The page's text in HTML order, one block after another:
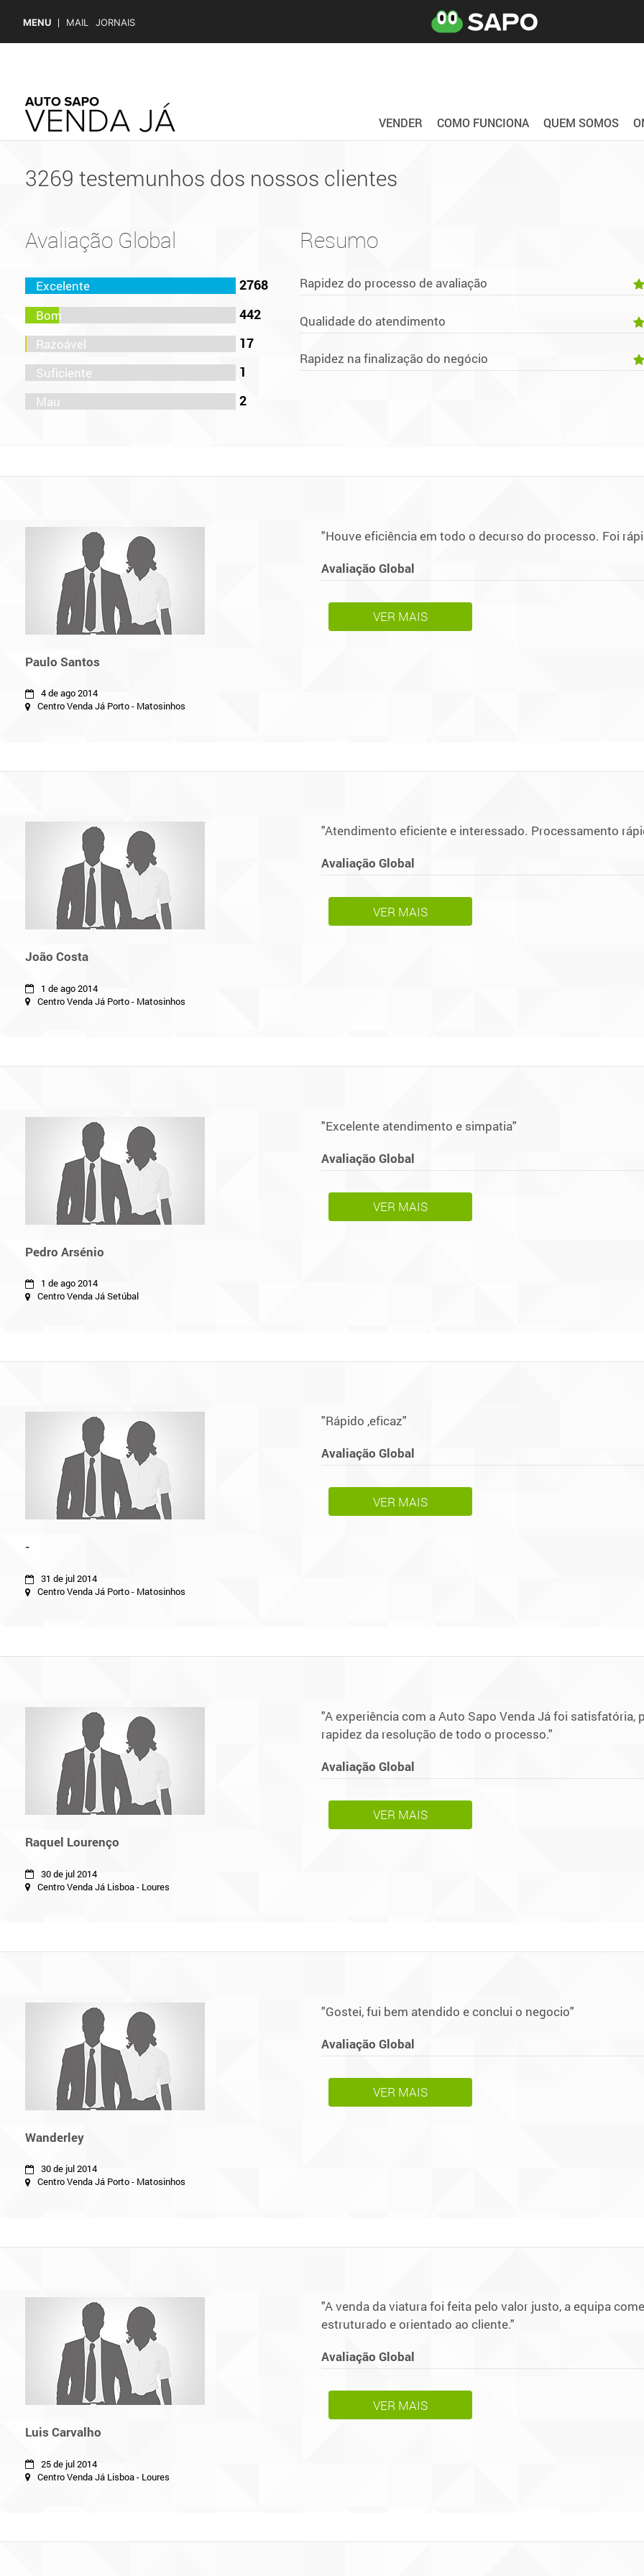
MENU MAIL JORNAIS
VENDER COMO FUNCIONA QUEM SOMOS
3269 testemunhos dos nossos clientes
Avaliação Global
2768
442
17
1
2
Resumo
Rapidez do processo de avaliação
Qualidade do atendimento
Rapidez na finalização do negócio
Paulo Santos
4 de ago 2014
Centro Venda Já Porto - Matosinhos
"Houve eficiência em todo o decurso do processo. Foi
Avaliação Global
VER MAIS
João Costa
1 de ago 2014
Centro Venda Já Porto - Matosinhos
"Atendimento eficiente e interessado. Processamento
Avaliação Global
VER MAIS
Pedro Arsénio
1 de ago 2014
Centro Venda Já Setúbal
"Excelente atendimento e simpatia"
Avaliação Global
VER MAIS
-
31 de jul 2014
Centro Venda Já Porto - Matosinhos
"Rápido ,eficaz"
Avaliação Global
VER MAIS
Raquel Lourenço
30 de jul 2014
Centro Venda Já Lisboa - Loures
"A experiência com a Auto Sapo Venda Já foi satisfatória,
rapidez da resolução de todo o processo."
Avaliação Global
VER MAIS
Wanderley
30 de jul 2014
Centro Venda Já Porto - Matosinhos
"Gostei, fui bem atendido e conclui o negocio"
Avaliação Global
VER MAIS
Luis Carvalho
25 de jul 2014
Centro Venda Já Lisboa - Loures
"A venda da viatura foi feita pelo valor justo, a equipa
estruturado e orientado ao cliente."
Avaliação Global
VER MAIS